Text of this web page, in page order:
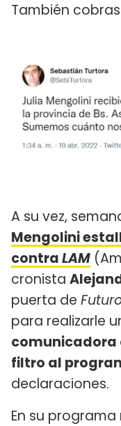
También
A su vez,
Mengolini
contraLAM
cronista
puerta de
para realizarle
comunicadora
filtro al
declaraciones.
En su programa